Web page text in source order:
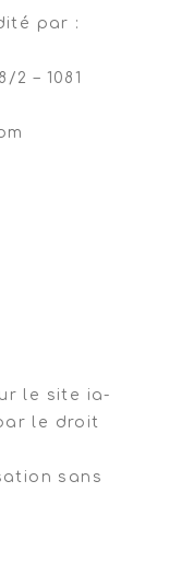
par :
– 1081
le site ia-
le droit
sans